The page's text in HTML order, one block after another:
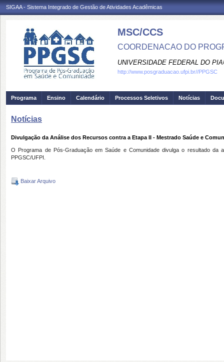
SIGAA - Sistema Integrado de Gestão de Atividades Acadêmicas
MSC/CCS
COORDENACAO DO
UNIVERSIDADE FEDERAL DO
http://www.posgraduacao.ufpi.br//PPGSC
Programa Ensino Calendário Processos Seletivos Notícias
Notícias
Divulgação da Análise dos Recursos contra a Etapa II - Mestrado Saúde e
O Programa de Pós-Graduação em Saúde e Comunidade divulga o resultado
PPGSC/UFPI.
Baixar Arquivo